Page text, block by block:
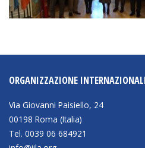
ORGANIZZAZIONE
Via Giovanni Paisiello, 24
00198 Roma (Italia)
Tel. 0039 06 684921